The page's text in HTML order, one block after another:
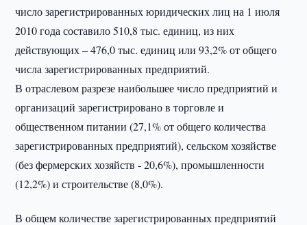
число зарегистрированных юридических лиц на 1 июля
2010 года составило 510,8 тыс. единиц, из них
действующих – 476,0 тыс. единиц или 93,2% от общего
числа зарегистрированных предприятий.
В отраслевом разрезе наибольшее число предприятий и
организаций зарегистрировано в торговле и
общественном питании (27,1% от общего количества
зарегистрированных предприятий), сельском хозяйстве
(без фермерских хозяйств - 20,6%), промышленности
(12,2%) и строительстве (8,0%).
В общем количестве зарегистрированных предприятий